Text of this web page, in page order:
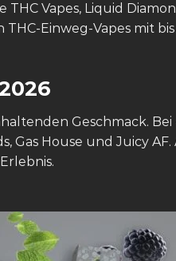
Vapes, Liquid
Einweg-Vapes mit
Geschmack.
Gas House und Juicy